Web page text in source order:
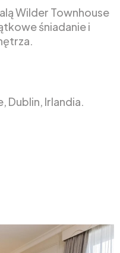
Wilder Townhouse
śniadanie i
Dublin, Irlandia.